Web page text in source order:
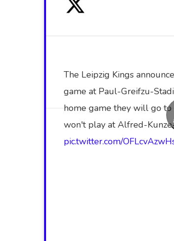
The Leipzig Kings
game at Paul-Greifzu-
home game they will go to
won't play at Alfred-
pic.twitter.com/